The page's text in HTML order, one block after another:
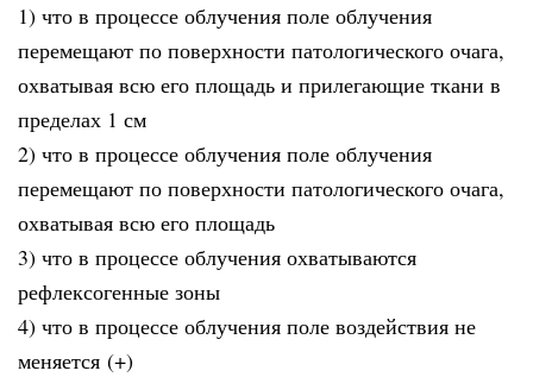
1) что в процессе облучения поле облучения
перемещают по поверхности патологического очага,
охватывая всю его площадь и прилегающие ткани в
пределах 1 см
2) что в процессе облучения поле облучения
перемещают по поверхности патологического очага,
охватывая всю его площадь
3) что в процессе облучения охватываются
рефлексогенные зоны
4) что в процессе облучения поле воздействия не
меняется (+)